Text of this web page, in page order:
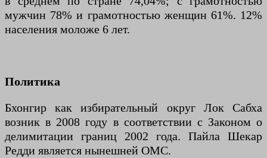
мужчин 78% и грамотностью женщин 61%. 12%
населения моложе 6 лет.
Политика
Бхонгир как избирательный округ Лок Сабха
возник в 2008 году в соответствии с Законом о
делимитации границ 2002 года. Пайла Шекар
Редди является нынешней ОМС.